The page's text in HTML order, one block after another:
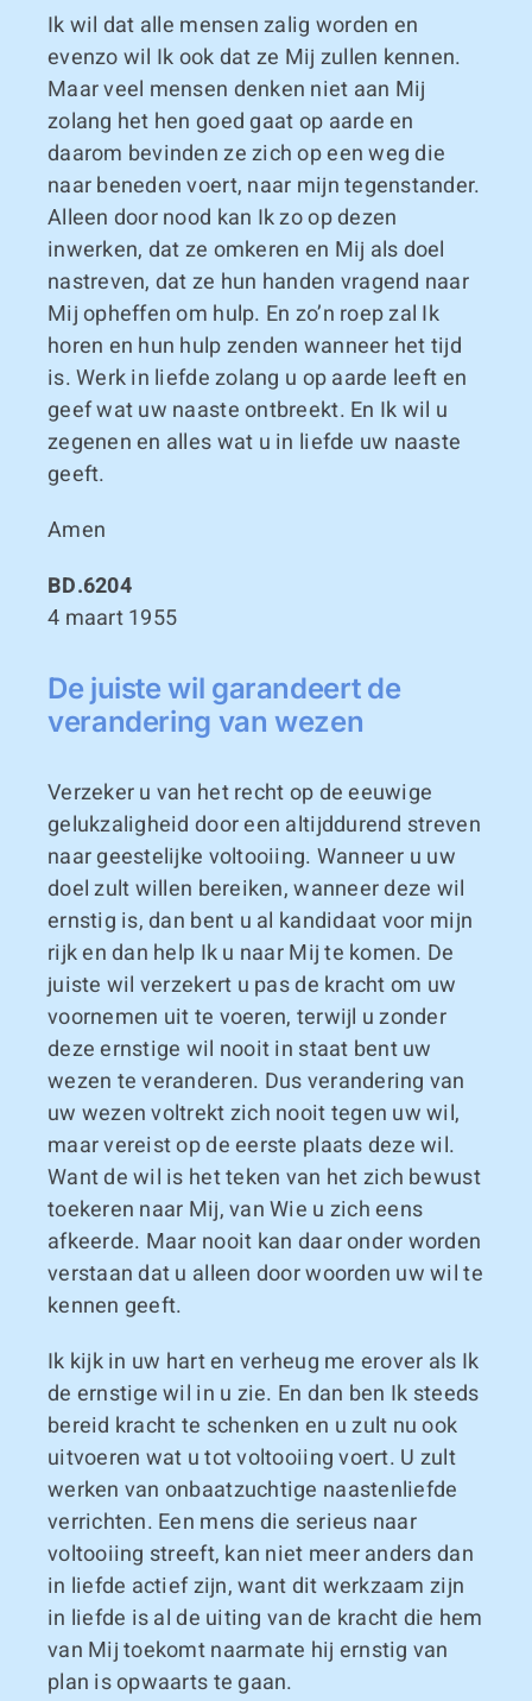
Ik wil dat alle mensen zalig worden en
evenzo wil Ik ook dat ze Mij zullen kennen.
Maar veel mensen denken niet aan Mij
zolang het hen goed gaat op aarde en
daarom bevinden ze zich op een weg die
naar beneden voert, naar mijn tegenstander.
Alleen door nood kan Ik zo op dezen
inwerken, dat ze omkeren en Mij als doel
nastreven, dat ze hun handen vragend naar
Mij opheffen om hulp. En zo’n roep zal Ik
horen en hun hulp zenden wanneer het tijd
is. Werk in liefde zolang u op aarde leeft en
geef wat uw naaste ontbreekt. En Ik wil u
zegenen en alles wat u in liefde uw naaste
geeft.
Amen
BD.6204
4 maart 1955
De juiste wil garandeert de
verandering van wezen
Verzeker u van het recht op de eeuwige
gelukzaligheid door een altijddurend streven
naar geestelijke voltooiing. Wanneer u uw
doel zult willen bereiken, wanneer deze wil
ernstig is, dan bent u al kandidaat voor mijn
rijk en dan help Ik u naar Mij te komen. De
juiste wil verzekert u pas de kracht om uw
voornemen uit te voeren, terwijl u zonder
deze ernstige wil nooit in staat bent uw
wezen te veranderen. Dus verandering van
uw wezen voltrekt zich nooit tegen uw wil,
maar vereist op de eerste plaats deze wil.
Want de wil is het teken van het zich bewust
toekeren naar Mij, van Wie u zich eens
afkeerde. Maar nooit kan daar onder worden
verstaan dat u alleen door woorden uw wil te
kennen geeft.
Ik kijk in uw hart en verheug me erover als Ik
de ernstige wil in u zie. En dan ben Ik steeds
bereid kracht te schenken en u zult nu ook
uitvoeren wat u tot voltooiing voert. U zult
werken van onbaatzuchtige naastenliefde
verrichten. Een mens die serieus naar
voltooiing streeft, kan niet meer anders dan
in liefde actief zijn, want dit werkzaam zijn
in liefde is al de uiting van de kracht die hem
van Mij toekomt naarmate hij ernstig van
plan is opwaarts te gaan.